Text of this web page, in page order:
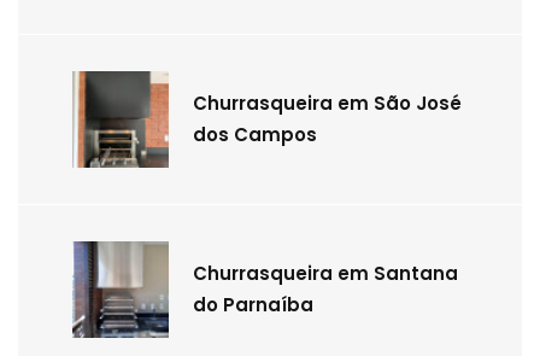
Churrasqueira em São José
dos Campos
Churrasqueira em Santana
do Parnaíba